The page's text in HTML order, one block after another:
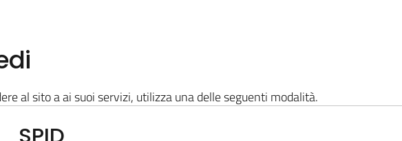
al sito a ai suoi servizi, utilizza una delle seguenti modalità.